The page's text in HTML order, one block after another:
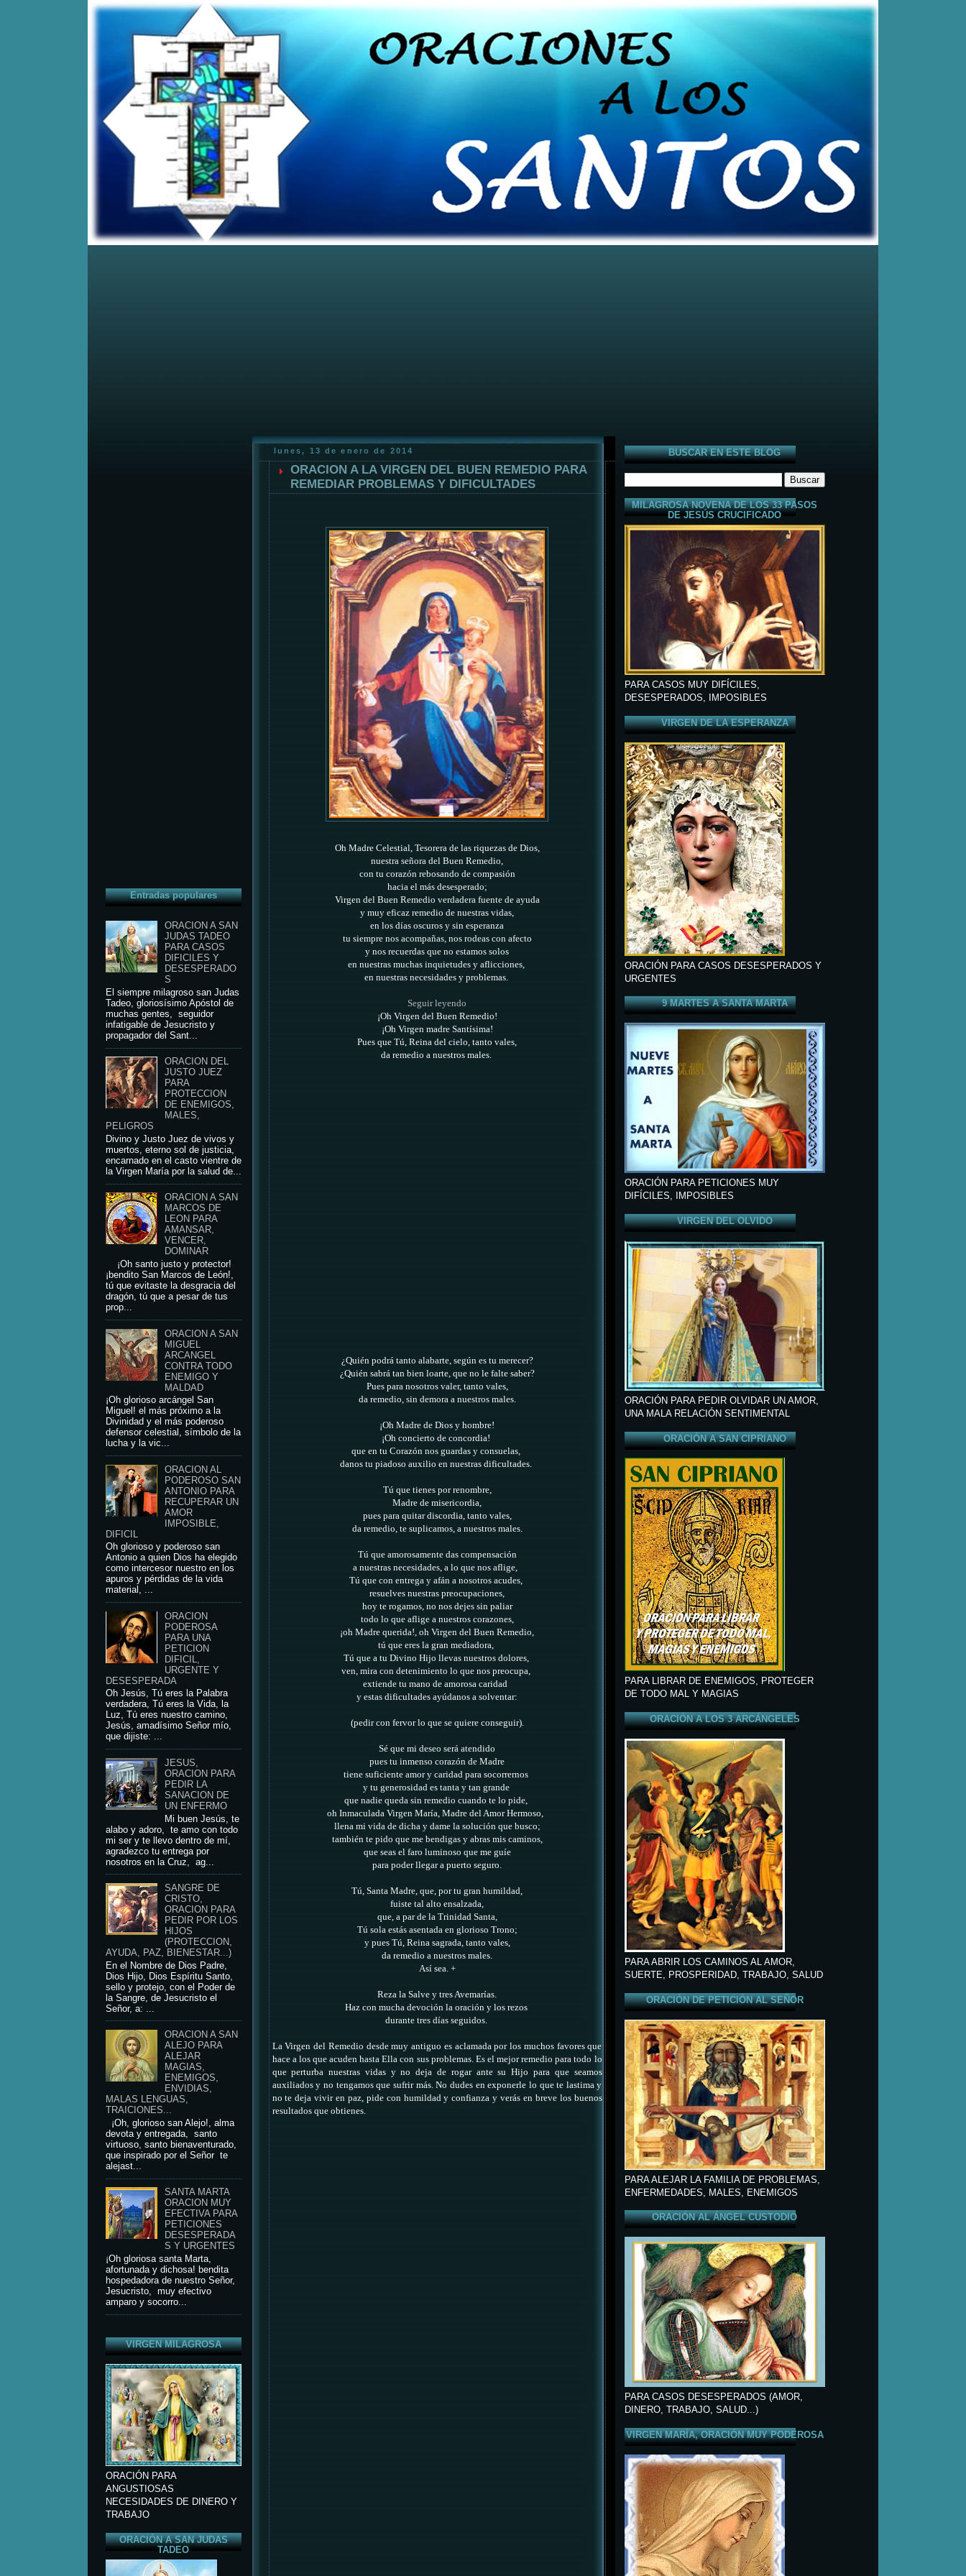
Home Posts RSS Comments RSS
Entradas populares
ORACION A SAN
JUDAS TADEO
PARA CASOS
DIFICILES Y
DESESPERADO
S
El siempre milagroso san Judas
Tadeo, gloriosísimo Apóstol de
muchas gentes, seguidor
infatigable de Jesucristo y
propagador del Sant...
ORACION DEL
JUSTO JUEZ
PARA
PROTECCION
DE ENEMIGOS,
MALES,
PELIGROS
Divino y Justo Juez de vivos y
muertos, eterno sol de justicia,
encarnado en el casto vientre de
la Virgen María por la salud de...
ORACION A SAN
MARCOS DE
LEON PARA
AMANSAR,
VENCER,
DOMINAR
¡Oh santo justo y protector!
¡bendito San Marcos de León!,
tú que evitaste la desgracia del
dragón, tú que a pesar de tus
prop...
ORACION A SAN
MIGUEL
ARCANGEL
CONTRA TODO
ENEMIGO Y
MALDAD
¡Oh glorioso arcángel San
Miguel! el más próximo a la
Divinidad y el más poderoso
defensor celestial, símbolo de la
lucha y la vic...
ORACION AL
PODEROSO SAN
ANTONIO PARA
RECUPERAR UN
AMOR
IMPOSIBLE,
DIFICIL
Oh glorioso y poderoso san
Antonio a quien Dios ha elegido
como intercesor nuestro en los
apuros y pérdidas de la vida
material, ...
ORACION
PODEROSA
PARA UNA
PETICION
DIFICIL,
URGENTE Y
DESESPERADA
Oh Jesús, Tú eres la Palabra
verdadera, Tú eres la Vida, la
Luz, Tú eres nuestro camino,
Jesús, amadísimo Señor mío,
que dijiste: ...
JESUS,
ORACION PARA
PEDIR LA
SANACION DE
UN ENFERMO
Mi buen Jesús, te
alabo y adoro, te amo con todo
mi ser y te llevo dentro de mí,
agradezco tu entrega por
nosotros en la Cruz, ag...
SANGRE DE
CRISTO,
ORACION PARA
PEDIR POR LOS
HIJOS
(PROTECCION,
AYUDA, PAZ, BIENESTAR...)
En el Nombre de Dios Padre,
Dios Hijo, Dios Espíritu Santo,
sello y protejo, con el Poder de
la Sangre, de Jesucristo el
Señor, a: ...
ORACION A SAN
ALEJO PARA
ALEJAR
MAGIAS,
ENEMIGOS,
ENVIDIAS,
MALAS LENGUAS,
TRAICIONES...
¡Oh, glorioso san Alejo!, alma
devota y entregada, santo
virtuoso, santo bienaventurado,
que inspirado por el Señor te
alejast...
SANTA MARTA
ORACION MUY
EFECTIVA PARA
PETICIONES
DESESPERADA
S Y URGENTES
¡Oh gloriosa santa Marta,
afortunada y dichosa! bendita
hospedadora de nuestro Señor,
Jesucristo, muy efectivo
amparo y socorro...
VIRGEN MILAGROSA
ORACIÓN PARA
ANGUSTIOSAS
NECESIDADES DE DINERO Y
TRABAJO
ORACIÓN A SAN JUDAS
TADEO
lunes, 13 de enero de 2014
ORACION A LA VIRGEN DEL BUEN REMEDIO PARA
REMEDIAR PROBLEMAS Y DIFICULTADES
Oh Madre Celestial, Tesorera de las riquezas de Dios,
nuestra señora del Buen Remedio,
con tu corazón rebosando de compasión
hacia el más desesperado;
Virgen del Buen Remedio verdadera fuente de ayuda
y muy eficaz remedio de nuestras vidas,
en los días oscuros y sin esperanza
tu siempre nos acompañas, nos rodeas con afecto
y nos recuerdas que no estamos solos
en nuestras muchas inquietudes y aflicciones,
en nuestras necesidades y problemas.
Seguir leyendo
¡Oh Virgen del Buen Remedio!
¡Oh Virgen madre Santísima!
Pues que Tú, Reina del cielo, tanto vales,
da remedio a nuestros males.
¿Quién podrá tanto alabarte, según es tu merecer?
¿Quién sabrá tan bien loarte, que no le falte saber?
Pues para nosotros valer, tanto vales,
da remedio, sin demora a nuestros males.
¡Oh Madre de Dios y hombre!
¡Oh concierto de concordia!
que en tu Corazón nos guardas y consuelas,
danos tu piadoso auxilio en nuestras dificultades.
Tú que tienes por renombre,
Madre de misericordia,
pues para quitar discordia, tanto vales,
da remedio, te suplicamos, a nuestros males.
Tú que amorosamente das compensación
a nuestras necesidades, a lo que nos aflige,
Tú que con entrega y afán a nosotros acudes,
resuelves nuestras preocupaciones,
hoy te rogamos, no nos dejes sin paliar
todo lo que aflige a nuestros corazones,
¡oh Madre querida!, oh Virgen del Buen Remedio,
tú que eres la gran mediadora,
Tú que a tu Divino Hijo llevas nuestros dolores,
ven, mira con detenimiento lo que nos preocupa,
extiende tu mano de amorosa caridad
y estas dificultades ayúdanos a solventar:
(pedir con fervor lo que se quiere conseguir).
Sé que mi deseo será atendido
pues tu inmenso corazón de Madre
tiene suficiente amor y caridad para socorrernos
y tu generosidad es tanta y tan grande
que nadie queda sin remedio cuando te lo pide,
oh Inmaculada Virgen María, Madre del Amor Hermoso,
llena mi vida de dicha y dame la solución que busco;
también te pido que me bendigas y abras mis caminos,
que seas el faro luminoso que me guíe
para poder llegar a puerto seguro.
Tú, Santa Madre, que, por tu gran humildad,
fuiste tal alto ensalzada,
que, a par de la Trinidad Santa,
Tú sola estás asentada en glorioso Trono;
y pues Tú, Reina sagrada, tanto vales,
da remedio a nuestros males.
Así sea. +
Reza la Salve y tres Avemarías.
Haz con mucha devoción la oración y los rezos
durante tres días seguidos.
La Virgen del Remedio desde muy antiguo es aclamada por los muchos favores que
hace a los que acuden hasta Ella con sus problemas. Es el mejor remedio para todo lo
que perturba nuestras vidas y no deja de rogar ante su Hijo para que seamos
auxiliados y no tengamos que sufrir más. No dudes en exponerle lo que te lastima y
no te deja vivir en paz, pide con humildad y confianza y verás en breve los buenos
resultados que obtienes.
BUSCAR EN ESTE BLOG
MILAGROSA NOVENA DE LOS 33 PASOS
DE JESÚS CRUCIFICADO
PARA CASOS MUY DIFÍCILES,
DESESPERADOS, IMPOSIBLES
VIRGEN DE LA ESPERANZA
ORACIÓN PARA CASOS DESESPERADOS Y
URGENTES
9 MARTES A SANTA MARTA
ORACIÓN PARA PETICIONES MUY
DIFÍCILES, IMPOSIBLES
VIRGEN DEL OLVIDO
ORACIÓN PARA PEDIR OLVIDAR UN AMOR,
UNA MALA RELACIÓN SENTIMENTAL
ORACIÓN A SAN CIPRIANO
PARA LIBRAR DE ENEMIGOS, PROTEGER
DE TODO MAL Y MAGIAS
ORACIÓN A LOS 3 ARCÁNGELES
PARA ABRIR LOS CAMINOS AL AMOR,
SUERTE, PROSPERIDAD, TRABAJO, SALUD
ORACIÓN DE PETICIÓN AL SEÑOR
PARA ALEJAR LA FAMILIA DE PROBLEMAS,
ENFERMEDADES, MALES, ENEMIGOS
ORACIÓN AL ÁNGEL CUSTODIO
PARA CASOS DESESPERADOS (AMOR,
DINERO, TRABAJO, SALUD...)
VIRGEN MARÍA, ORACIÓN MUY PODEROSA